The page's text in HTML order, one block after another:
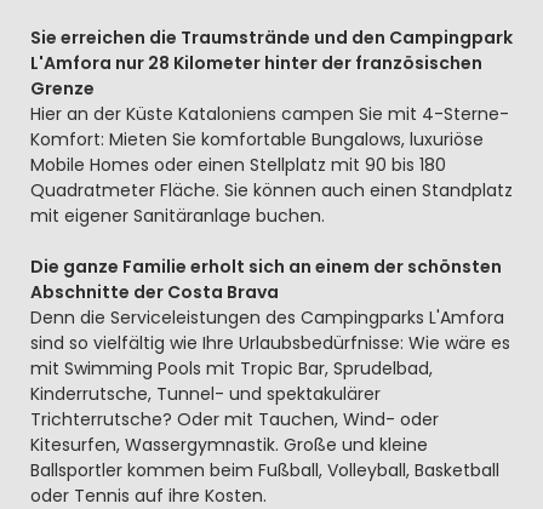
Sie erreichen die Traumstrände und den Campingpark
L'Amfora nur 28 Kilometer hinter der französischen
Grenze
Hier an der Küste Kataloniens campen Sie mit 4-Sterne-
Komfort: Mieten Sie komfortable Bungalows, luxuriöse
Mobile Homes oder einen Stellplatz mit 90 bis 180
Quadratmeter Fläche. Sie können auch einen Standplatz
mit eigener Sanitäranlage buchen.
Die ganze Familie erholt sich an einem der schönsten
Abschnitte der Costa Brava
Denn die Serviceleistungen des Campingparks L'Amfora
sind so vielfältig wie Ihre Urlaubsbedürfnisse: Wie wäre es
mit Swimming Pools mit Tropic Bar, Sprudelbad,
Kinderrutsche, Tunnel- und spektakulärer
Trichterrutsche? Oder mit Tauchen, Wind- oder
Kitesurfen, Wassergymnastik. Große und kleine
Ballsportler kommen beim Fußball, Volleyball, Basketball
oder Tennis auf ihre Kosten.